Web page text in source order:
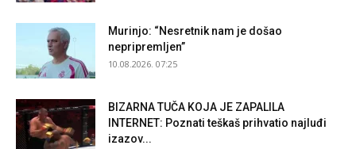
Murinjo: “Nesretnik nam je došao
nepripremljen”
10.08.2026. 07:25
BIZARNA TUČA KOJA JE ZAPALILA
INTERNET: Poznati teškaš prihvatio najluđi
izazov...